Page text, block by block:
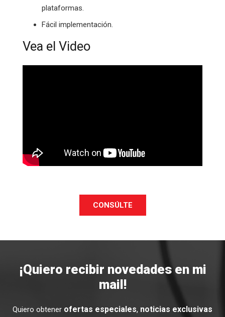
plataformas.
Fácil implementación.
Vea el Video
CONSÚLTE
¡Quiero recibir novedades en mi
mail!
Quiero obtener ofertas especiales, noticias exclusivas